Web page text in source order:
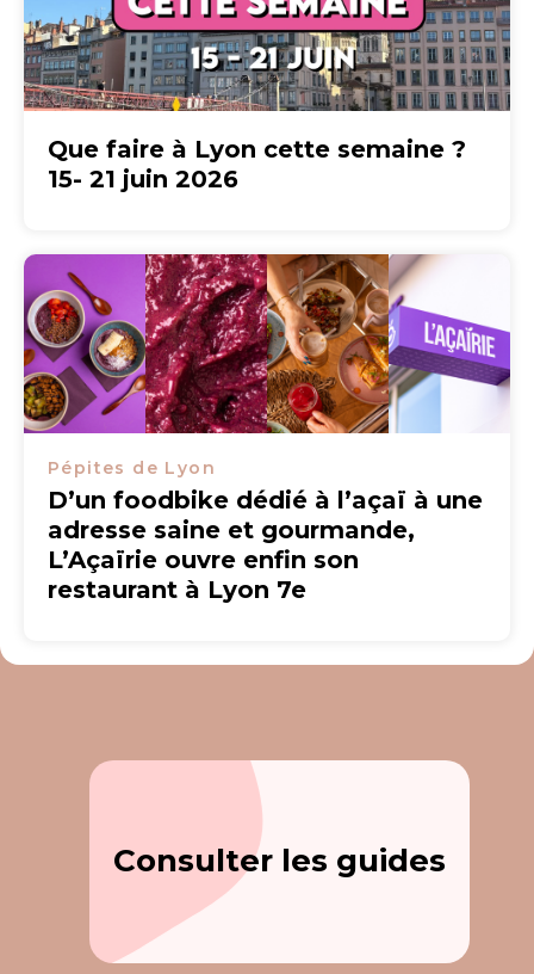
Que faire à Lyon cette semaine ?
15- 21 juin 2026
Pépites de Lyon
D’un foodbike dédié à l’açaï à une
adresse saine et gourmande,
L’Açaïrie ouvre enfin son
restaurant à Lyon 7e
Consulter les guides